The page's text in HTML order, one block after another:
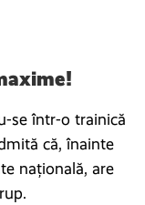
se într-o trainică
că, înainte
națională, are